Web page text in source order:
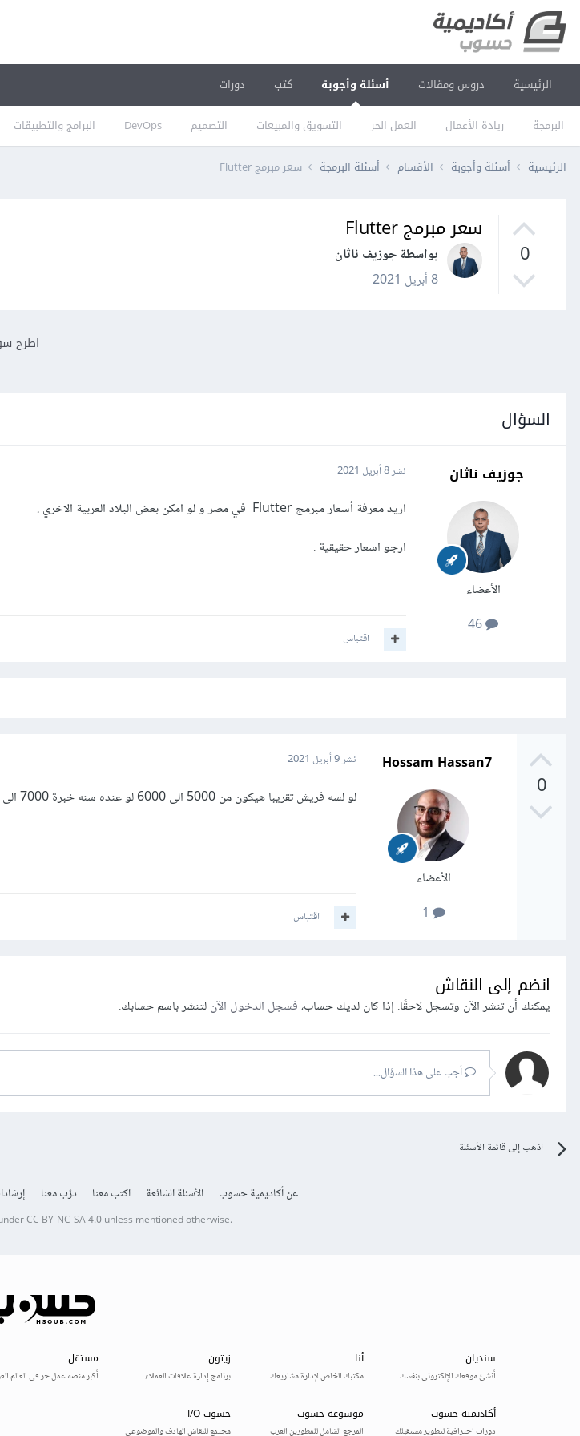
الرئيسية دروس ومقالات أسئلة وأجوبة
البرمجة ريادة الأعمال العمل الحر التسويق والمبيعات التصميم DevOps البرامج والتطبيقات
كتب دورات
الرئيسية أسئلة وأجوبة الأقسام أسئلة البرمجة سعر مبرمج Flutter
0
سعر مبرمج Flutter
بواسطة جوزيف ناثان
8 أبريل 2021
اطرح
السؤال
جوزيف ناثان
الأعضاء
نشر8 أبريل 2021
اريد معرفة أسعار مبرمج Flutter في مصر و لو امكن بعض البلاد العربية الاخري .
ارجو اسعار حقيقية .
اقتباس
0
Hossam Hassan7
الأعضاء
نشر9 أبريل 2021
لو لسه فريش تقريبا هيكون من 5000 الى 6000 لو عنده سنه خبرة 7000 الى 8000
اقتباس
انضم إلى النقاش
يمكنك أن تنشر الآن وتسجل لاحقًا. إذا كان لديك حساب،فسجل الدخول الآنلتنشر باسم حسابك.
أجب على هذا السؤال...
اذهب إلى قائمة الأسئلة
عن أكاديمية حسوب الأسئلة الشائعة اكتب معنا درّب معنا
CC BY-NC-SA 4.0unless mentioned otherwise.